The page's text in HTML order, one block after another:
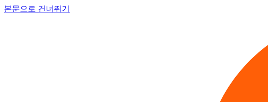
본문으로 건너뛰기